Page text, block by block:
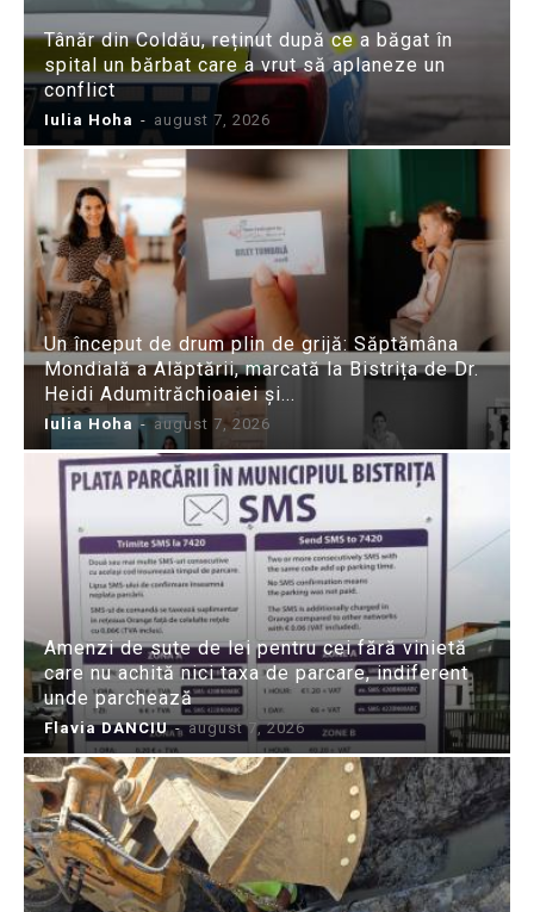
Tânăr din Coldău, reținut după ce a băgat în
spital un bărbat care a vrut să aplaneze un
conflict
Iulia Hoha - august 7, 2026
Un început de drum plin de grijă: Săptămâna
Mondială a Alăptării, marcată la Bistrița de Dr.
Heidi Adumitrăchioaiei și...
Iulia Hoha - august 7, 2026
Amenzi de sute de lei pentru cei fără vinietă
care nu achită nici taxa de parcare, indiferent
unde parchează
Flavia DANCIU - august 7, 2026